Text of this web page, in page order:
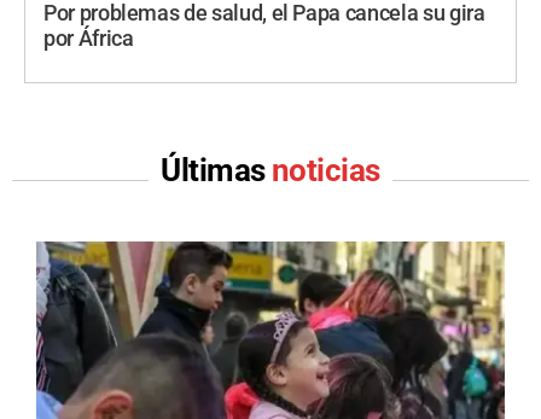
Por problemas de salud, el Papa cancela su gira
por África
Últimas noticias